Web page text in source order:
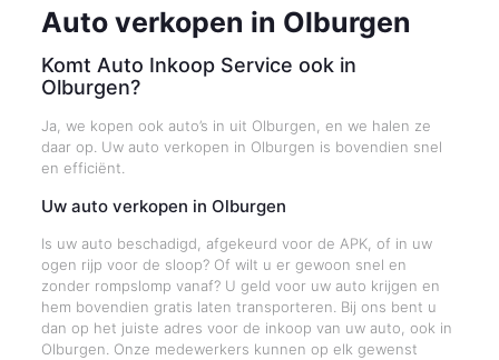
Auto verkopen in Olburgen
Komt Auto Inkoop Service ook in
Olburgen?
Ja, we kopen ook auto’s in uit Olburgen, en we halen ze
daar op. Uw auto verkopen in Olburgen is bovendien snel
en efficiënt.
Uw auto verkopen in Olburgen
Is uw auto beschadigd, afgekeurd voor de APK, of in uw
ogen rijp voor de sloop? Of wilt u er gewoon snel en
zonder rompslomp vanaf? U geld voor uw auto krijgen en
hem bovendien gratis laten transporteren. Bij ons bent u
dan op het juiste adres voor de inkoop van uw auto, ook in
Olburgen. Onze medewerkers kunnen op elk gewenst